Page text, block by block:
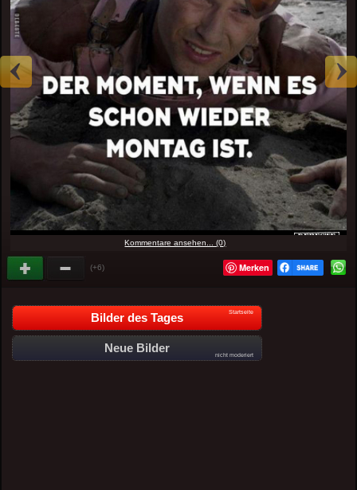
Kommentare ansehen... (0)
(+6) Merken
Bilder des Tages Startseite
Neue Bilder
nicht moderiert